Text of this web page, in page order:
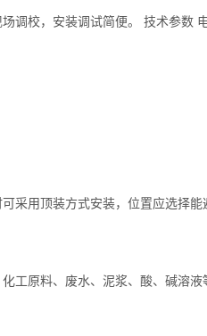
调校，安装调试简便。 技术参数
采用顶装方式安装，位置应选择能
工原料、废水、泥浆、酸、碱溶液